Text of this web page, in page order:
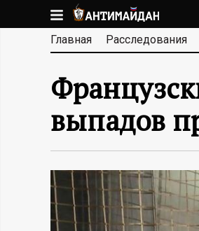
к
основномуА
Н
Т
И
М
А
Главная Расследования
выпадов